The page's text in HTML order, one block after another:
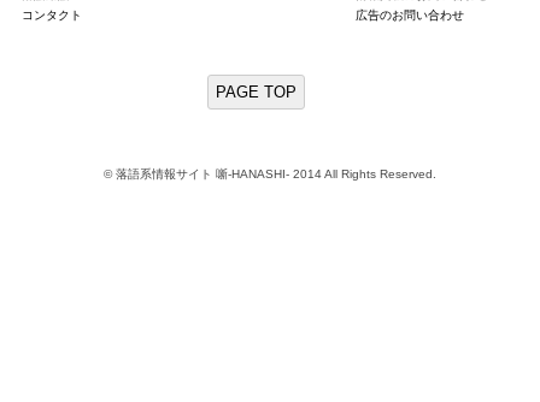
コンタクト
広告のお問い合わせ
PAGE TOP
© 落語系情報サイト 噺-HANASHI- 2014 All Rights Reserved.